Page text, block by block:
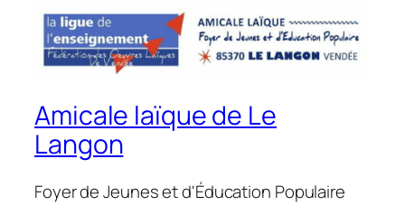
Amicale laïque de Le
Langon
Foyer de Jeunes et d'Éducation Populaire